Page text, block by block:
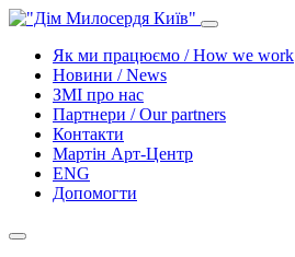
Як ми працюємо / How we work
Новини / News
ЗМІ про нас
Партнери / Our partners
Контакти
Mартін Арт-Центр
ENG
Допомогти